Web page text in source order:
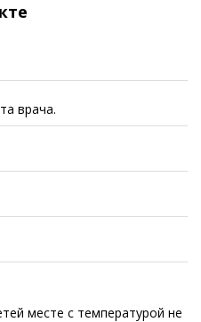
врача.
месте с температурой не